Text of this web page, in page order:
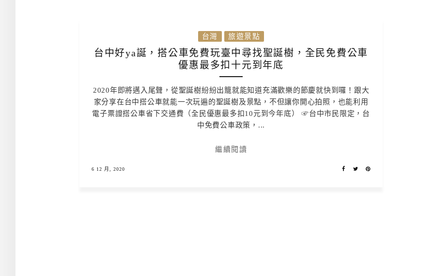
台灣 旅遊景點
台中好ya誕，搭公車免費玩臺中尋找聖誕樹，全民免費公車
優惠最多扣十元到年底
2020年即將邁入尾聲，從聖誕樹紛紛出籠就能知道充滿歡樂的節慶就快到囉！跟大
家分享在台中搭公車就能一次玩遍的聖誕樹及景點，不但讓你開心拍照，也能利用
電子票證搭公車省下交通費（全民優惠最多扣10元到今年底） ☞台中市民限定，台
中免費公車政策，...
繼續閱讀
6 12 月, 2020